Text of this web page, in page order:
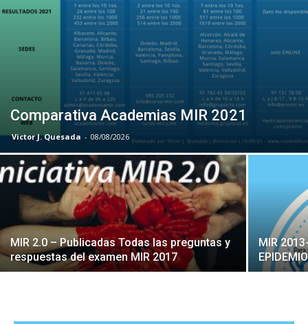
Comparativa Academias MIR 2021
Victor J. Quesada - 08/08/2026
MIR 2.0 – Publicadas Todas las preguntas y
respuestas del examen MIR 2017
MIR